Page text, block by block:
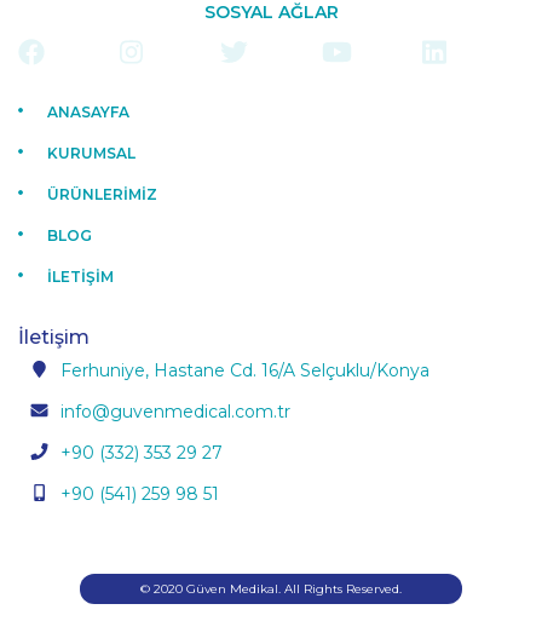
SOSYAL AĞLAR
ANASAYFA
KURUMSAL
ÜRÜNLERİMİZ
BLOG
İLETİŞİM
İletişim
Ferhuniye, Hastane Cd. 16/A Selçuklu/Konya
info@guvenmedical.com.tr
+90 (332) 353 29 27
+90 (541) 259 98 51
© 2020 Güven Medikal. All Rights Reserved.